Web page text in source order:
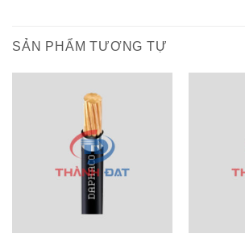
SẢN PHẨM TƯƠNG TỰ